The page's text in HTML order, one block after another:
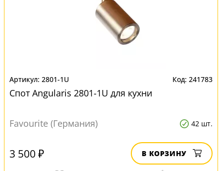
2801-1U 241783
Спот Angularis 2801-1U для кухни
Favourite (Германия) 42 шт.
3 500 ₽ В КОРЗИНУ